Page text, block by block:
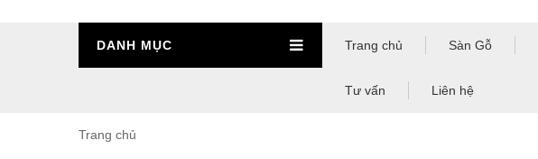
DANH MỤC Trang chủ Sàn Gỗ
Tư vấn Liên hệ
Trang chủ